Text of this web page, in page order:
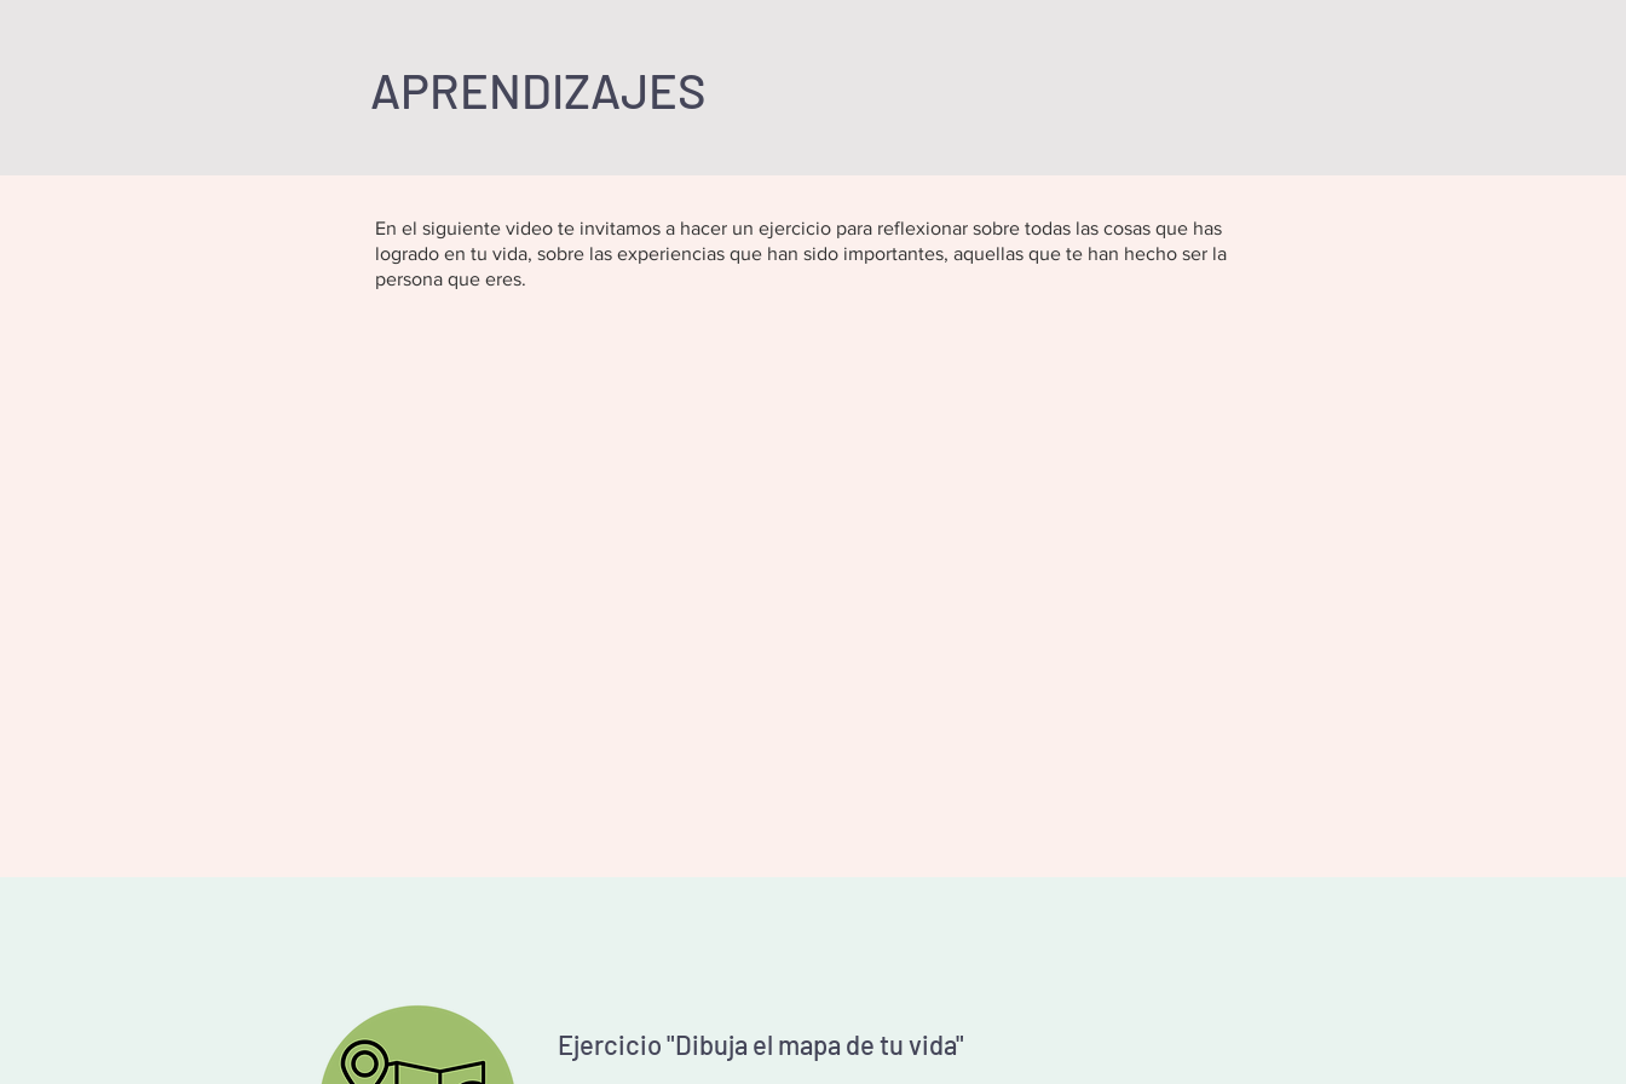
APRENDIZAJES
En el siguiente video te invitamos a hacer un ejercicio para reflexionar sobre todas las cosas que has
logrado en tu vida, sobre las experiencias que han sido importantes, aquellas que te han hecho ser la
persona que eres.
Ejercicio "Dibuja el mapa de tu vida"